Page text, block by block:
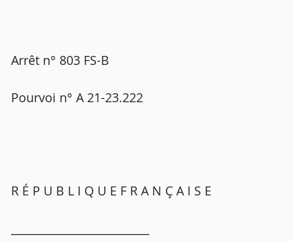
Arrêt n° 803 FS-B
Pourvoi n° A 21-23.222
R É P U B L I Q U E F R A N Ç A I S E